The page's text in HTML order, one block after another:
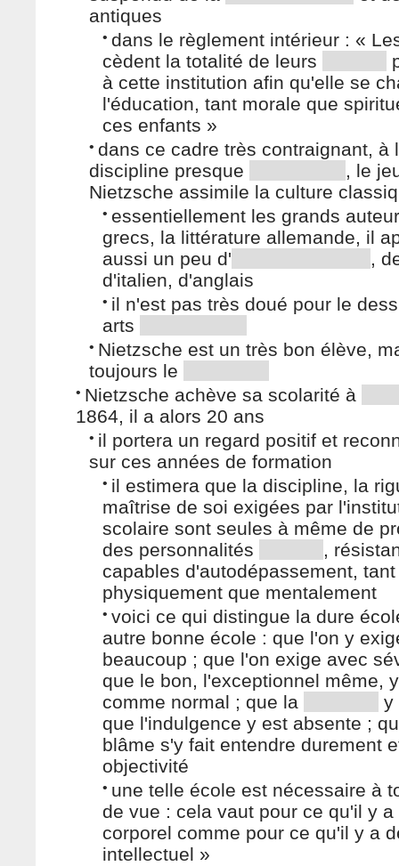
antiques
• dans le règlement intérieur : «
cèdent la totalité de leurs
à cette institution afin qu'elle se
l'éducation, tant morale que
ces enfants »
• dans ce cadre très contraignant, à
discipline presque
, le
Nietzsche assimile la culture
• essentiellement les grands
grecs, la littérature allemande, il
aussi un peu d'
,
d'italien, d'anglais
• il n'est pas très doué pour le
arts
• Nietzsche est un très bon élève,
toujours le
• Nietzsche achève sa scolarité à
1864, il a alors 20 ans
• il portera un regard positif et
sur ces années de formation
• il estimera que la discipline, la
maîtrise de soi exigées par
scolaire sont seules à même de
des personnalités
,
capables d'autodépassement, tant
physiquement que mentalement
• voici ce qui distingue la dure
autre bonne école : que l'on y
beaucoup ; que l'on exige avec
que le bon, l'exceptionnel même,
comme normal ; que la
y
que l'indulgence y est absente ;
blâme s'y fait entendre durement
objectivité
• une telle école est nécessaire à
de vue : cela vaut pour ce qu'il y a
corporel comme pour ce qu'il y a
intellectuel »